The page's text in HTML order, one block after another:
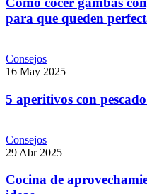
para que queden
Consejos
16 May 2025
5 aperitivos con
Consejos
29 Abr 2025
Cocina de